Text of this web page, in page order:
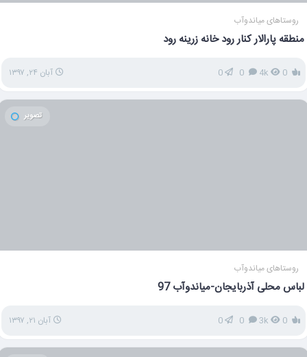
روستاهای میاندوآب
منطقه پارالار کنار رود خانه زرینه رود
4k
0 آبان ۲۴, ۱۳۹۷
تصویر
روستاهای میاندوآب
لباس محلی آذربایجان-میاندوآب 97
3k
0 آبان ۲۱, ۱۳۹۷